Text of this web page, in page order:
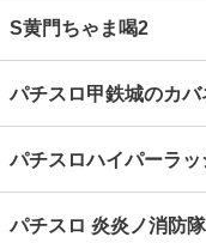
S黄門ちゃま喝2
パチスロ甲鉄城のカバ
パチスロハイパーラッ
パチスロ 炎炎ノ消防隊